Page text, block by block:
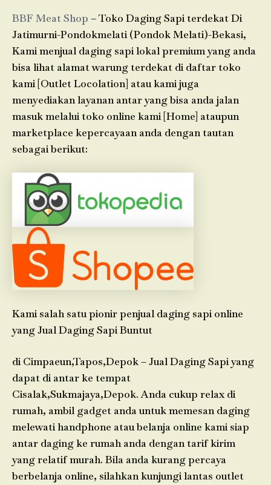
BBF Meat Shop – Toko Daging Sapi terdekat Di
Jatimurni-Pondokmelati (Pondok Melati)-Bekasi,
Kami menjual daging sapi lokal premium yang anda
bisa lihat alamat warung terdekat di daftar toko
kami [Outlet Locolation] atau kami juga
menyediakan layanan antar yang bisa anda jalan
masuk melalui toko online kami [Home] ataupun
marketplace kepercayaan anda dengan tautan
sebagai berikut:
Kami salah satu pionir penjual daging sapi online
yang Jual Daging Sapi Buntut
di Cimpaeun,Tapos,Depok – Jual Daging Sapi yang
dapat di antar ke tempat
Cisalak,Sukmajaya,Depok. Anda cukup relax di
rumah, ambil gadget anda untuk memesan daging
melewati handphone atau belanja online kami siap
antar daging ke rumah anda dengan tarif kirim
yang relatif murah. Bila anda kurang percaya
berbelanja online, silahkan kunjungi lantas outlet